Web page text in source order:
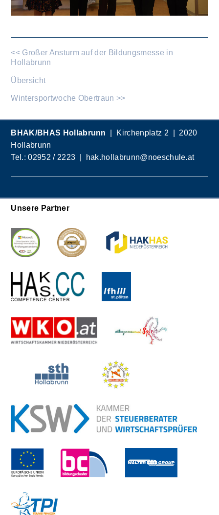
<< Großer Ansturm auf der Bildungsmesse in
Hollabrunn
Übersicht
Wintersportwoche Obertraun >>
BHAK/BHAS Hollabrunn
| Kirchenplatz 2 | 2020
Hollabrunn
Tel.:02952 / 2223 hak.hollabrunn@noeschule.at
Unsere Partner